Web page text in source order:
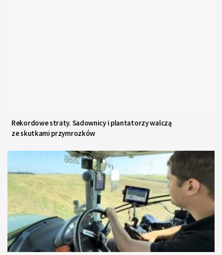
Rekordowe straty. Sadownicy i plantatorzy walczą
ze skutkami przymrozków